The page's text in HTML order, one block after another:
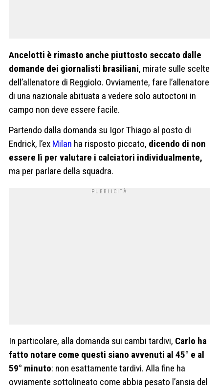
Ancelotti è rimasto anche piuttosto seccato dalle
domande dei giornalisti brasiliani, mirate sulle scelte
dell’allenatore di Reggiolo. Ovviamente, fare l’allenatore
di una nazionale abituata a vedere solo autoctoni in
campo non deve essere facile.
Partendo dalla domanda su Igor Thiago al posto di
Endrick, l’ex Milan ha risposto piccato, dicendo di non
essere lì per valutare i calciatori individualmente,
ma per parlare della squadra.
In particolare, alla domanda sui cambi tardivi, Carlo ha
fatto notare come questi siano avvenuti al 45° e al
59° minuto: non esattamente tardivi. Alla fine ha
ovviamente sottolineato come abbia pesato l’ansia del